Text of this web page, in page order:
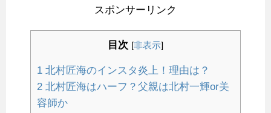
スポンサーリンク
目次 [非表示]
1 北村匠海のインスタ炎上！理由は？
2 北村匠海はハーフ？父親は北村一輝or美
容師か